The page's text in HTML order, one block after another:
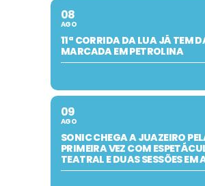
08
AGO
11ª CORRIDA DA LUA JÁ TEM
MARCADA EM PETROLINA
09
AGO
SONIC CHEGA A JUAZEIRO
PRIMEIRA VEZ COM
TEATRAL E DUAS SESSÕES EM